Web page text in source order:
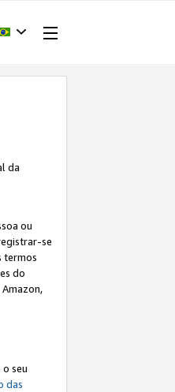
da
ou
se
termos
do
seu
das